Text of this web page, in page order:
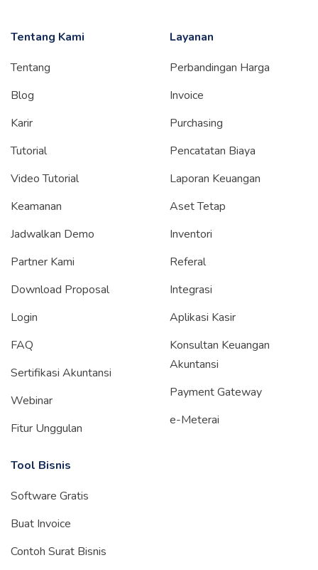
Tentang Kami
Tentang
Blog
Karir
Tutorial
Video Tutorial
Keamanan
Jadwalkan Demo
Partner Kami
Download Proposal
Login
FAQ
Sertifikasi Akuntansi
Webinar
Fitur Unggulan
Layanan
Perbandingan Harga
Invoice
Purchasing
Pencatatan Biaya
Laporan Keuangan
Aset Tetap
Inventori
Referal
Integrasi
Aplikasi Kasir
Konsultan Keuangan
Akuntansi
Payment Gateway
e-Meterai
Tool Bisnis
Software Gratis
Buat Invoice
Contoh Surat Bisnis